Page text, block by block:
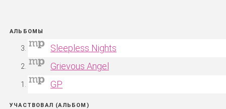
АЛЬБОМЫ
Sleepless Nights
Grievous Angel
GP
УЧАСТВОВАЛ (АЛЬБОМ)